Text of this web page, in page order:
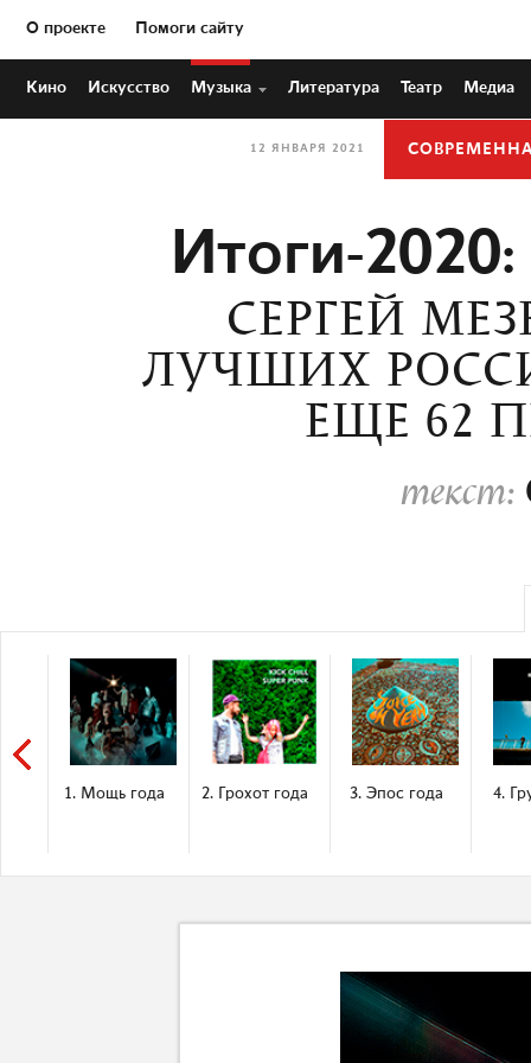
О проекте Помоги сайту
Кино Искусство Музыка Литература Театр Медиа
12 ЯНВАРЯ 2021
Итоги-
СЕРГЕЙ
ЛУЧШИХ
ЕЩЕ 62
текст:
1. Мощь года 2. Грохот года 3. Эпос года 4.